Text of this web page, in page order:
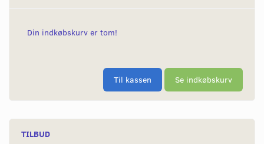
Din indkøbskurv er tom!
Til kassen Se indkøbskurv
TILBUD